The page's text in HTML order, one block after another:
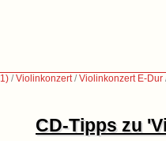
/Violinkonzert/Violinkonzert E-Dur
CD-Tipps zu